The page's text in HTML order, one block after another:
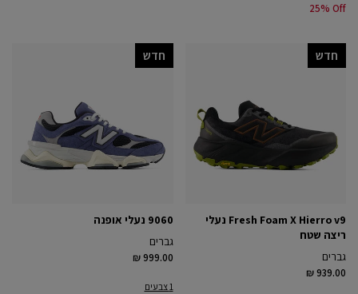
25% Off
Fresh Foam X Hierro v9 נעלי
ריצה שטח
גברים
₪ 939.00
חדש
9060 נעלי אופנה
גברים
₪ 999.00
1 צבעים
חדש